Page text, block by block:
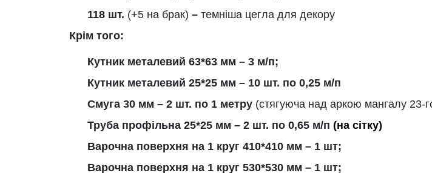
118 шт. (+5 на брак) – темніша цегла для декору
Крім того:
Кутник металевий 63*63 мм – 3 м/п;
Кутник металевий 25*25 мм – 10 шт. по 0,25 м/п
Смуга 30 мм – 2 шт. по 1 метру (стягуюча над аркою мангалу 23-
Труба профільна 25*25 мм – 2 шт. по 0,65 м/п (на сітку)
Варочна поверхня на 1 круг 410*410 мм – 1 шт;
Варочна поверхня на 1 круг 530*530 мм – 1 шт;